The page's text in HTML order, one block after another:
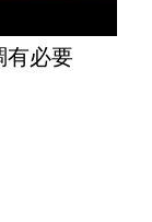
有必要